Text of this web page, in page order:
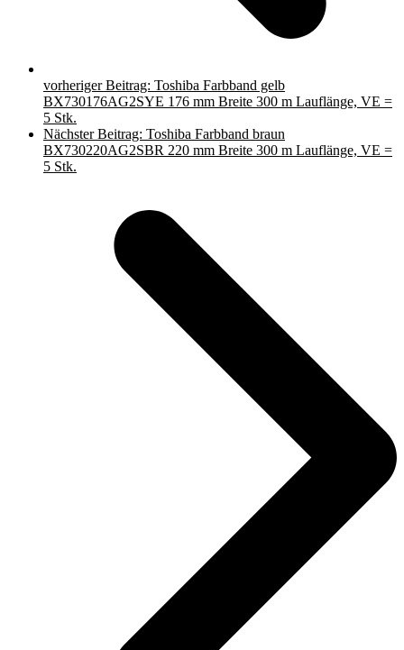
vorheriger Beitrag: Toshiba Farbband gelb
BX730176AG2SYE 176 mm Breite 300 m Lauflänge, VE =
5 Stk.
Nächster Beitrag: Toshiba Farbband braun
BX730220AG2SBR 220 mm Breite 300 m Lauflänge, VE =
5 Stk.